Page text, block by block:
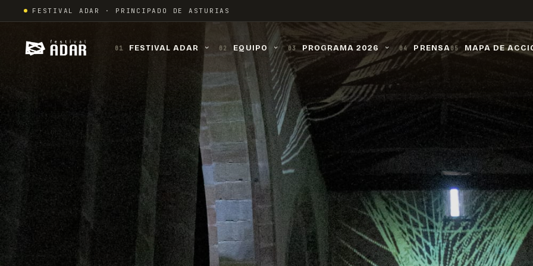
content
FESTIVAL ADAR · PRINCIPADO DE ASTURIAS
01 FESTIVAL ADAR › 02 EQUIPO › 03 PROGRAMA 2026 › 04 PRENSA05 MAPA DE